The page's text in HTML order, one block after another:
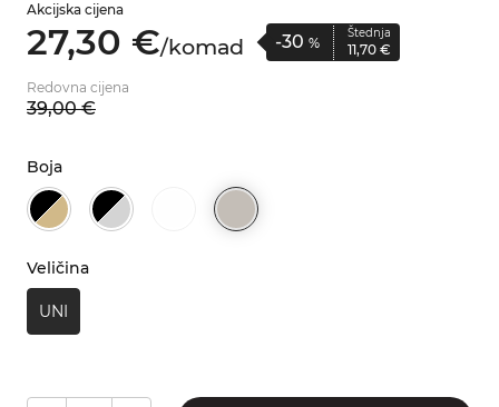
Akcijska cijena
27,30 €/komad -30 %
Štednja
11,70 €
Redovna cijena
39,00 €
Boja
Veličina
UNI